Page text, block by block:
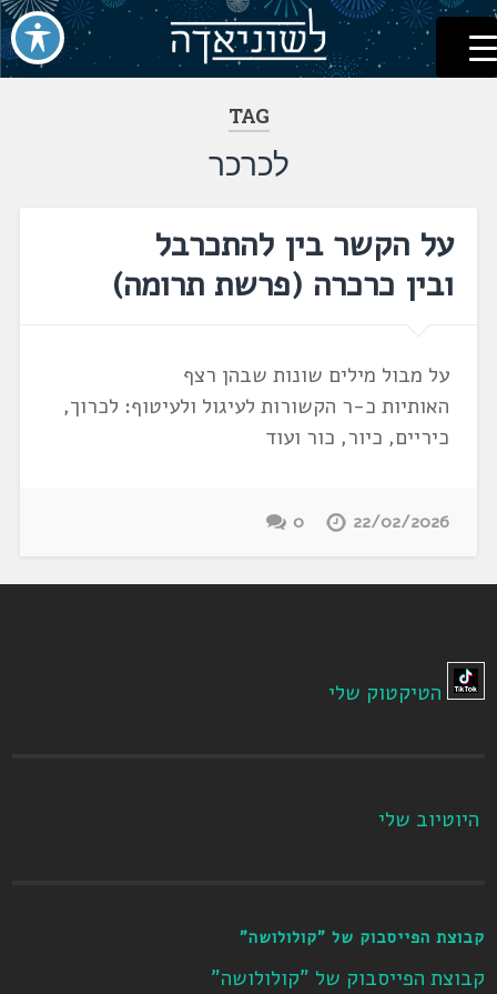
דלג
לתוכן
לשוניאדה
עברית. לשון. שפה
TAG
לכרכר
על הקשר בין להתכרבל
ובין כרכרה ‏(פרשת תרומה‏)
על מבול מילים שונות שבהן רצף
האותיות כ-ר הקשורות לעיגול ולעיטוף: לכרוך,
כיריים, כיור, כור ועוד
22/02/2026
0
הטיקטוק שלי
היוטיוב שלי
קבוצת הפייסבוק של "קולולושה"
קבוצת הפייסבוק של "קולולושה"